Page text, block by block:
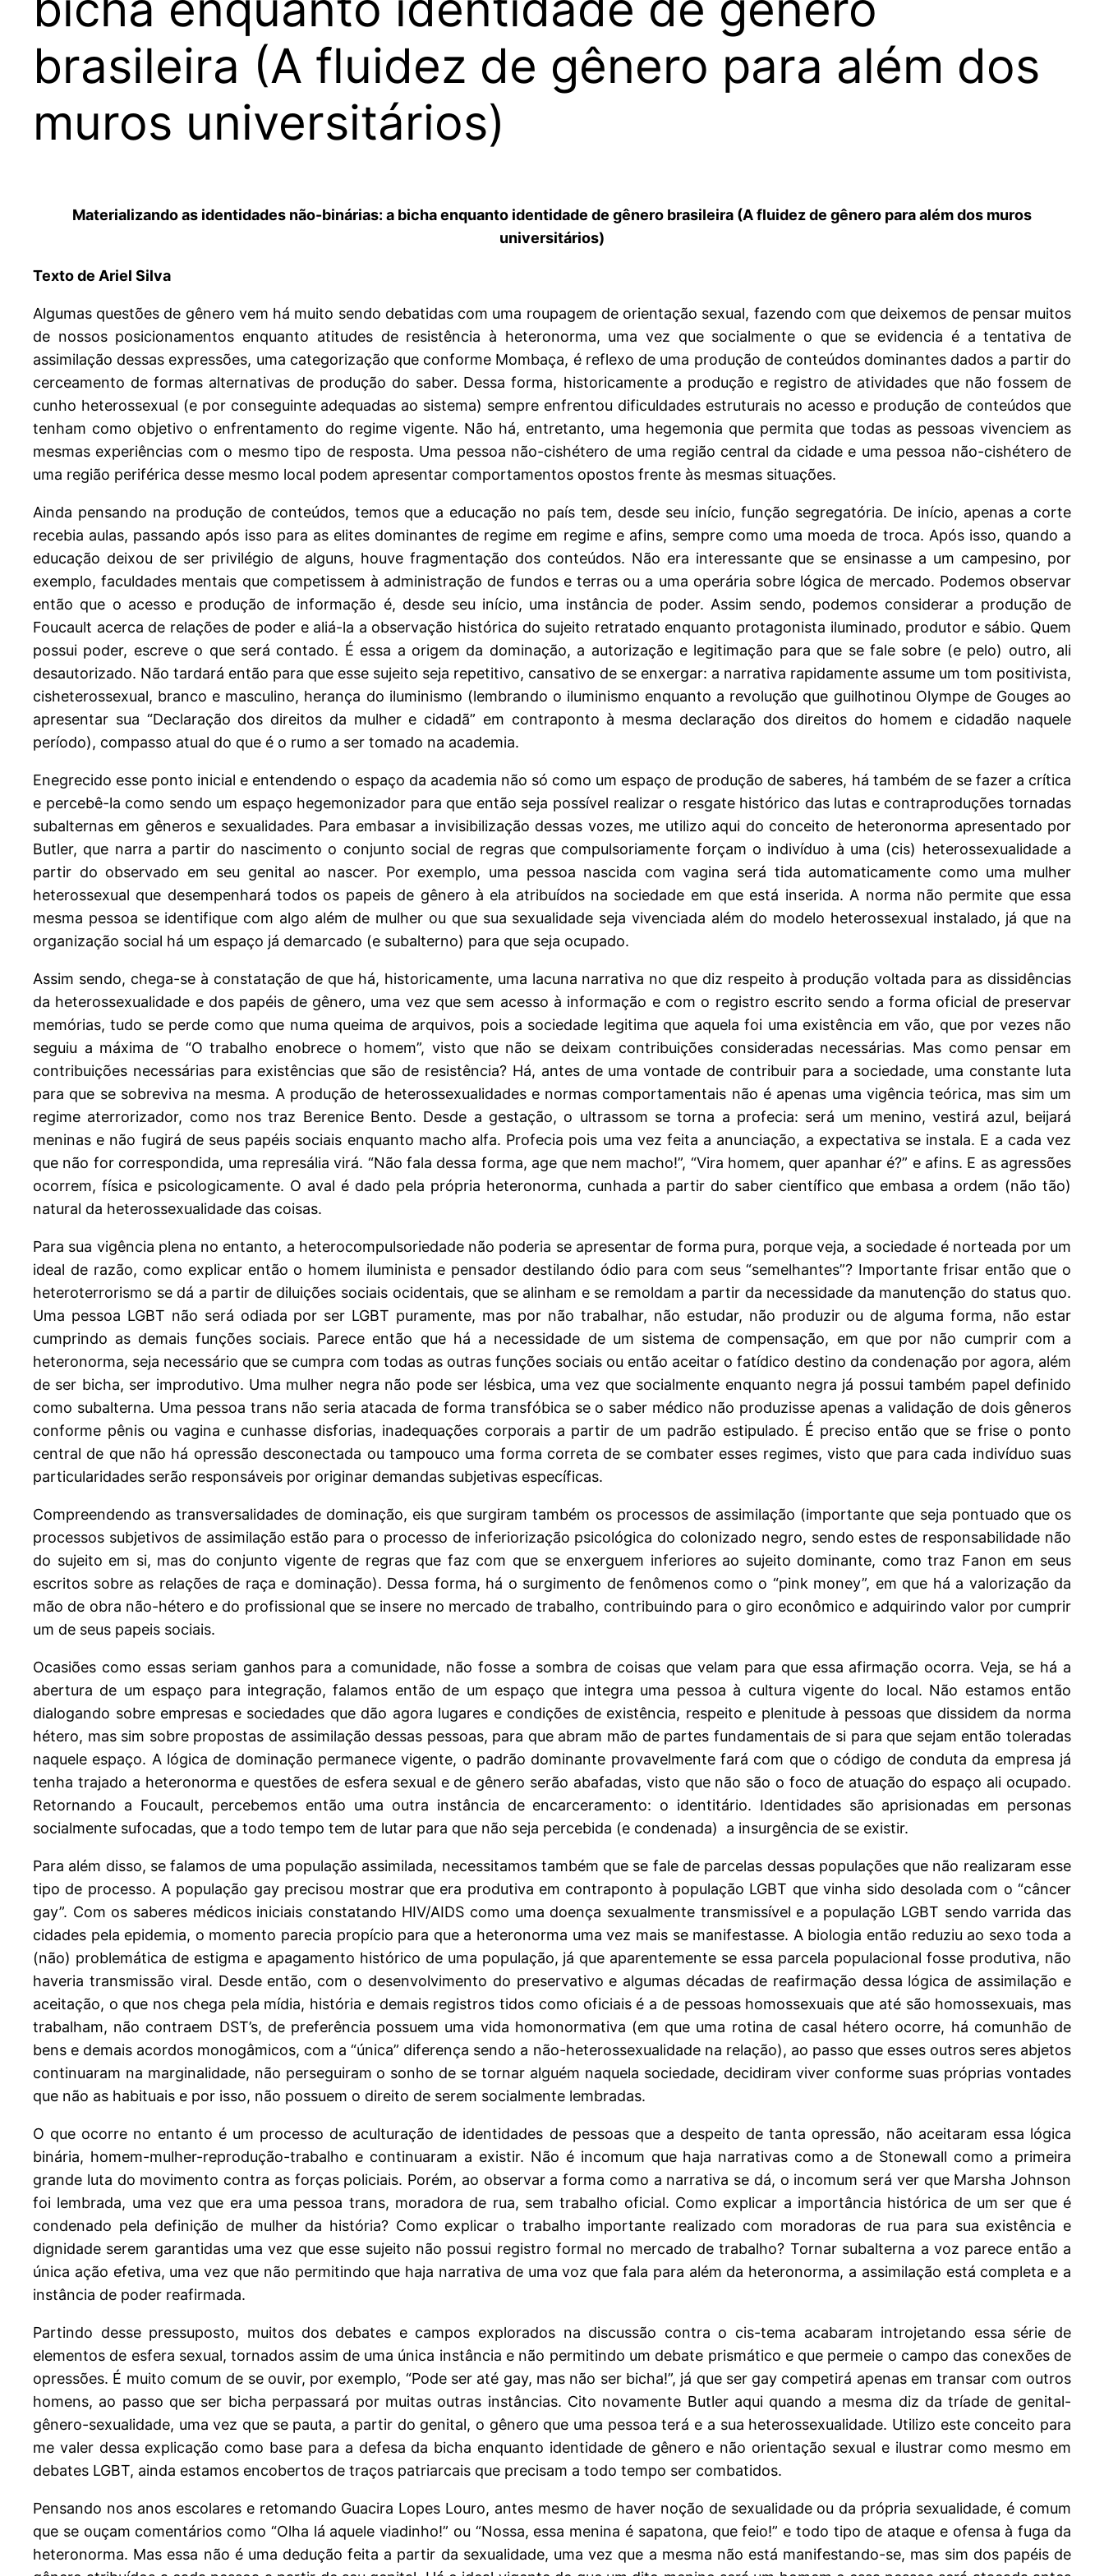
brasileira (A fluidez de gênero para além dos
muros universitários)
Materializando as identidades não-binárias: a bicha enquanto identidade de gênero brasileira (A fluidez de gênero para além dos muros
universitários)
Texto de Ariel Silva
Algumas questões de gênero vem há muito sendo debatidas com uma roupagem de orientação sexual, fazendo com que deixemos de pensar muitos
de nossos posicionamentos enquanto atitudes de resistência à heteronorma, uma vez que socialmente o que se evidencia é a tentativa de
assimilação dessas expressões, uma categorização que conforme Mombaça, é reflexo de uma produção de conteúdos dominantes dados a partir do
cerceamento de formas alternativas de produção do saber. Dessa forma, historicamente a produção e registro de atividades que não fossem de
cunho heterossexual (e por conseguinte adequadas ao sistema) sempre enfrentou dificuldades estruturais no acesso e produção de conteúdos que
tenham como objetivo o enfrentamento do regime vigente. Não há, entretanto, uma hegemonia que permita que todas as pessoas vivenciem as
mesmas experiências com o mesmo tipo de resposta. Uma pessoa não-cishétero de uma região central da cidade e uma pessoa não-cishétero de
uma região periférica desse mesmo local podem apresentar comportamentos opostos frente às mesmas situações.
Ainda pensando na produção de conteúdos, temos que a educação no país tem, desde seu início, função segregatória. De início, apenas a corte
recebia aulas, passando após isso para as elites dominantes de regime em regime e afins, sempre como uma moeda de troca. Após isso, quando a
educação deixou de ser privilégio de alguns, houve fragmentação dos conteúdos. Não era interessante que se ensinasse a um campesino, por
exemplo, faculdades mentais que competissem à administração de fundos e terras ou a uma operária sobre lógica de mercado. Podemos observar
então que o acesso e produção de informação é, desde seu início, uma instância de poder. Assim sendo, podemos considerar a produção de
Foucault acerca de relações de poder e aliá-la a observação histórica do sujeito retratado enquanto protagonista iluminado, produtor e sábio. Quem
possui poder, escreve o que será contado. É essa a origem da dominação, a autorização e legitimação para que se fale sobre (e pelo) outro, ali
desautorizado. Não tardará então para que esse sujeito seja repetitivo, cansativo de se enxergar: a narrativa rapidamente assume um tom positivista,
cisheterossexual, branco e masculino, herança do iluminismo (lembrando o iluminismo enquanto a revolução que guilhotinou Olympe de Gouges ao
apresentar sua “Declaração dos direitos da mulher e cidadã” em contraponto à mesma declaração dos direitos do homem e cidadão naquele
período), compasso atual do que é o rumo a ser tomado na academia.
Enegrecido esse ponto inicial e entendendo o espaço da academia não só como um espaço de produção de saberes, há também de se fazer a crítica
e percebê-la como sendo um espaço hegemonizador para que então seja possível realizar o resgate histórico das lutas e contraproduções tornadas
subalternas em gêneros e sexualidades. Para embasar a invisibilização dessas vozes, me utilizo aqui do conceito de heteronorma apresentado por
Butler, que narra a partir do nascimento o conjunto social de regras que compulsoriamente forçam o indivíduo à uma (cis) heterossexualidade a
partir do observado em seu genital ao nascer. Por exemplo, uma pessoa nascida com vagina será tida automaticamente como uma mulher
heterossexual que desempenhará todos os papeis de gênero à ela atribuídos na sociedade em que está inserida. A norma não permite que essa
mesma pessoa se identifique com algo além de mulher ou que sua sexualidade seja vivenciada além do modelo heterossexual instalado, já que na
organização social há um espaço já demarcado (e subalterno) para que seja ocupado.
Assim sendo, chega-se à constatação de que há, historicamente, uma lacuna narrativa no que diz respeito à produção voltada para as dissidências
da heterossexualidade e dos papéis de gênero, uma vez que sem acesso à informação e com o registro escrito sendo a forma oficial de preservar
memórias, tudo se perde como que numa queima de arquivos, pois a sociedade legitima que aquela foi uma existência em vão, que por vezes não
seguiu a máxima de “O trabalho enobrece o homem”, visto que não se deixam contribuições consideradas necessárias. Mas como pensar em
contribuições necessárias para existências que são de resistência? Há, antes de uma vontade de contribuir para a sociedade, uma constante luta
para que se sobreviva na mesma. A produção de heterossexualidades e normas comportamentais não é apenas uma vigência teórica, mas sim um
regime aterrorizador, como nos traz Berenice Bento. Desde a gestação, o ultrassom se torna a profecia: será um menino, vestirá azul, beijará
meninas e não fugirá de seus papéis sociais enquanto macho alfa. Profecia pois uma vez feita a anunciação, a expectativa se instala. E a cada vez
que não for correspondida, uma represália virá. “Não fala dessa forma, age que nem macho!”, “Vira homem, quer apanhar é?” e afins. E as agressões
ocorrem, física e psicologicamente. O aval é dado pela própria heteronorma, cunhada a partir do saber científico que embasa a ordem (não tão)
natural da heterossexualidade das coisas.
Para sua vigência plena no entanto, a heterocompulsoriedade não poderia se apresentar de forma pura, porque veja, a sociedade é norteada por um
ideal de razão, como explicar então o homem iluminista e pensador destilando ódio para com seus “semelhantes”? Importante frisar então que o
heteroterrorismo se dá a partir de diluições sociais ocidentais, que se alinham e se remoldam a partir da necessidade da manutenção do status quo.
Uma pessoa LGBT não será odiada por ser LGBT puramente, mas por não trabalhar, não estudar, não produzir ou de alguma forma, não estar
cumprindo as demais funções sociais. Parece então que há a necessidade de um sistema de compensação, em que por não cumprir com a
heteronorma, seja necessário que se cumpra com todas as outras funções sociais ou então aceitar o fatídico destino da condenação por agora, além
de ser bicha, ser improdutivo. Uma mulher negra não pode ser lésbica, uma vez que socialmente enquanto negra já possui também papel definido
como subalterna. Uma pessoa trans não seria atacada de forma transfóbica se o saber médico não produzisse apenas a validação de dois gêneros
conforme pênis ou vagina e cunhasse disforias, inadequações corporais a partir de um padrão estipulado. É preciso então que se frise o ponto
central de que não há opressão desconectada ou tampouco uma forma correta de se combater esses regimes, visto que para cada indivíduo suas
particularidades serão responsáveis por originar demandas subjetivas específicas.
Compreendendo as transversalidades de dominação, eis que surgiram também os processos de assimilação (importante que seja pontuado que os
processos subjetivos de assimilação estão para o processo de inferiorização psicológica do colonizado negro, sendo estes de responsabilidade não
do sujeito em si, mas do conjunto vigente de regras que faz com que se enxerguem inferiores ao sujeito dominante, como traz Fanon em seus
escritos sobre as relações de raça e dominação). Dessa forma, há o surgimento de fenômenos como o “pink money”, em que há a valorização da
mão de obra não-hétero e do profissional que se insere no mercado de trabalho, contribuindo para o giro econômico e adquirindo valor por cumprir
um de seus papeis sociais.
Ocasiões como essas seriam ganhos para a comunidade, não fosse a sombra de coisas que velam para que essa afirmação ocorra. Veja, se há a
abertura de um espaço para integração, falamos então de um espaço que integra uma pessoa à cultura vigente do local. Não estamos então
dialogando sobre empresas e sociedades que dão agora lugares e condições de existência, respeito e plenitude à pessoas que dissidem da norma
hétero, mas sim sobre propostas de assimilação dessas pessoas, para que abram mão de partes fundamentais de si para que sejam então toleradas
naquele espaço. A lógica de dominação permanece vigente, o padrão dominante provavelmente fará com que o código de conduta da empresa já
tenha trajado a heteronorma e questões de esfera sexual e de gênero serão abafadas, visto que não são o foco de atuação do espaço ali ocupado.
Retornando a Foucault, percebemos então uma outra instância de encarceramento: o identitário. Identidades são aprisionadas em personas
socialmente sufocadas, que a todo tempo tem de lutar para que não seja percebida (e condenada) a insurgência de se existir.
Para além disso, se falamos de uma população assimilada, necessitamos também que se fale de parcelas dessas populações que não realizaram esse
tipo de processo. A população gay precisou mostrar que era produtiva em contraponto à população LGBT que vinha sido desolada com o “câncer
gay”. Com os saberes médicos iniciais constatando HIV/AIDS como uma doença sexualmente transmissível e a população LGBT sendo varrida das
cidades pela epidemia, o momento parecia propício para que a heteronorma uma vez mais se manifestasse. A biologia então reduziu ao sexo toda a
(não) problemática de estigma e apagamento histórico de uma população, já que aparentemente se essa parcela populacional fosse produtiva, não
haveria transmissão viral. Desde então, com o desenvolvimento do preservativo e algumas décadas de reafirmação dessa lógica de assimilação e
aceitação, o que nos chega pela mídia, história e demais registros tidos como oficiais é a de pessoas homossexuais que até são homossexuais, mas
trabalham, não contraem DST’s, de preferência possuem uma vida homonormativa (em que uma rotina de casal hétero ocorre, há comunhão de
bens e demais acordos monogâmicos, com a “única” diferença sendo a não-heterossexualidade na relação), ao passo que esses outros seres abjetos
continuaram na marginalidade, não perseguiram o sonho de se tornar alguém naquela sociedade, decidiram viver conforme suas próprias vontades
que não as habituais e por isso, não possuem o direito de serem socialmente lembradas.
O que ocorre no entanto é um processo de aculturação de identidades de pessoas que a despeito de tanta opressão, não aceitaram essa lógica
binária, homem-mulher-reprodução-trabalho e continuaram a existir. Não é incomum que haja narrativas como a de Stonewall como a primeira
grande luta do movimento contra as forças policiais. Porém, ao observar a forma como a narrativa se dá, o incomum será ver que Marsha Johnson
foi lembrada, uma vez que era uma pessoa trans, moradora de rua, sem trabalho oficial. Como explicar a importância histórica de um ser que é
condenado pela definição de mulher da história? Como explicar o trabalho importante realizado com moradoras de rua para sua existência e
dignidade serem garantidas uma vez que esse sujeito não possui registro formal no mercado de trabalho? Tornar subalterna a voz parece então a
única ação efetiva, uma vez que não permitindo que haja narrativa de uma voz que fala para além da heteronorma, a assimilação está completa e a
instância de poder reafirmada.
Partindo desse pressuposto, muitos dos debates e campos explorados na discussão contra o cis-tema acabaram introjetando essa série de
elementos de esfera sexual, tornados assim de uma única instância e não permitindo um debate prismático e que permeie o campo das conexões de
opressões. É muito comum de se ouvir, por exemplo, “Pode ser até gay, mas não ser bicha!”, já que ser gay competirá apenas em transar com outros
homens, ao passo que ser bicha perpassará por muitas outras instâncias. Cito novamente Butler aqui quando a mesma diz da tríade de genital-
gênero-sexualidade, uma vez que se pauta, a partir do genital, o gênero que uma pessoa terá e a sua heterossexualidade. Utilizo este conceito para
me valer dessa explicação como base para a defesa da bicha enquanto identidade de gênero e não orientação sexual e ilustrar como mesmo em
debates LGBT, ainda estamos encobertos de traços patriarcais que precisam a todo tempo ser combatidos.
Pensando nos anos escolares e retomando Guacira Lopes Louro, antes mesmo de haver noção de sexualidade ou da própria sexualidade, é comum
que se ouçam comentários como “Olha lá aquele viadinho!” ou “Nossa, essa menina é sapatona, que feio!” e todo tipo de ataque e ofensa à fuga da
heteronorma. Mas essa não é uma dedução feita a partir da sexualidade, uma vez que a mesma não está manifestando-se, mas sim dos papéis de